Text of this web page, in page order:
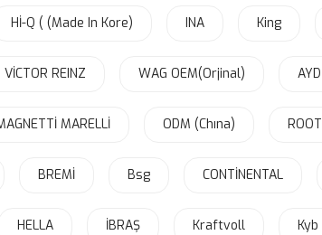
Hİ-Q ( (Made In Kore) INA King
VİCTOR REINZ WAG OEM(Orjinal) AYD
MARELLİ ODM (Chına) ROOT
BREMİ Bsg CONTİNENTAL
HELLA İBRAŞ Kraftvoll Kyb